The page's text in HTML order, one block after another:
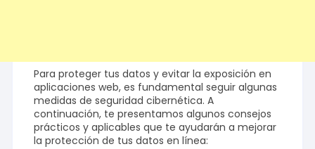
Para proteger tus datos y evitar la exposición en
aplicaciones web, es fundamental seguir algunas
medidas de seguridad cibernética. A
continuación, te presentamos algunos consejos
prácticos y aplicables que te ayudarán a mejorar
la protección de tus datos en línea: